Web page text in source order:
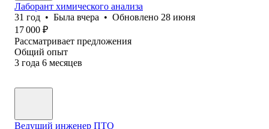
Лаборант химического анализа
31 год • Была вчера • Обновлено 28 июня
17 000 ₽
Рассматривает предложения
Общий опыт
3 года 6 месяцев
Ведущий инженер ПТО